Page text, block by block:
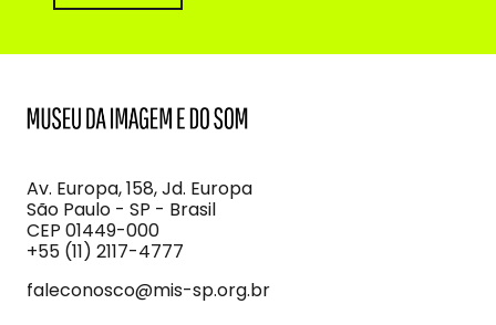
Imagem
e
do
Som
Av. Europa, 158, Jd. Europa
São Paulo - SP - Brasil
CEP 01449-000
+55 (11) 2117-4777
faleconosco@mis-sp.org.br